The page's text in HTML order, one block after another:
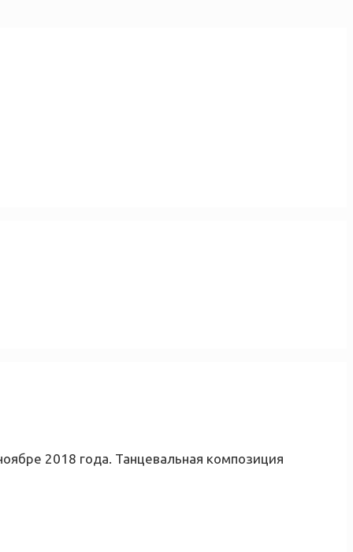
2018 года. Танцевальная композиция